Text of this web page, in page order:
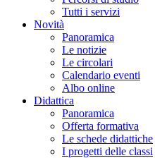
Tutti i servizi
Novità
Panoramica
Le notizie
Le circolari
Calendario eventi
Albo online
Didattica
Panoramica
Offerta formativa
Le schede didattiche
I progetti delle classi